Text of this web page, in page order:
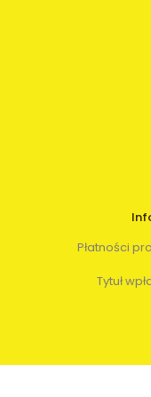
Płatności
Tytuł